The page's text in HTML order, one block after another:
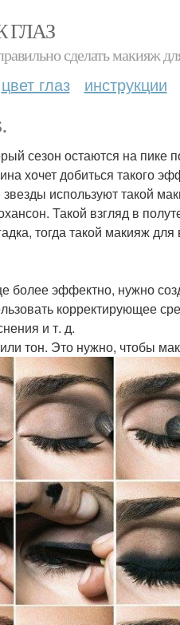
сделать макияж
цвет глаз инструкции
сезон остаются на пике
хочет добиться такого
используют такой
Такой взгляд в
тогда такой макияж
эффектно, нужно
корректирующее
и т. д.
тон. Это нужно, чтобы